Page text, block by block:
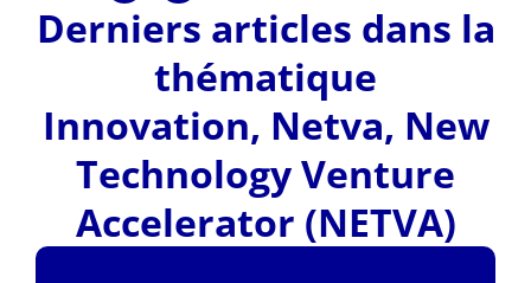
Derniers articles dans la
thématique
Innovation, Netva, New
Technology Venture
Accelerator (NETVA)